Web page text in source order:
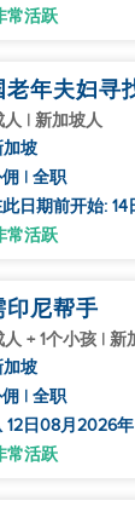
常活跃
老年夫妇寻
人 | 新加坡人
加坡
| 全职
日期前开始:
常活跃
印尼帮手
+ 1个小孩 | 新
加坡
| 全职
12日08月2026年
常活跃